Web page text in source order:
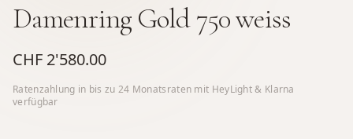
Damenring Gold 750 weiss
CHF 2'580.00
Ratenzahlung in bis zu 24 Monatsraten mit HeyLight & Klarna
verfügbar